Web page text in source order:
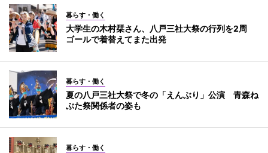
暮らす・働く
大学生の木村栞さん、八戸三社大祭の行列を2周
ゴールで着替えてまた出発
暮らす・働く
夏の八戸三社大祭で冬の「えんぶり」公演 青森ね
ぶた祭関係者の姿も
暮らす・働く